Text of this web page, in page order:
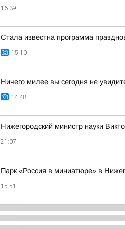
16:39
Стала известна программа
15:10
Ничего милее вы сегодня не
14:48
Нижегородский министр науки
21:07
Парк «Россия в миниатюре» в
15:51